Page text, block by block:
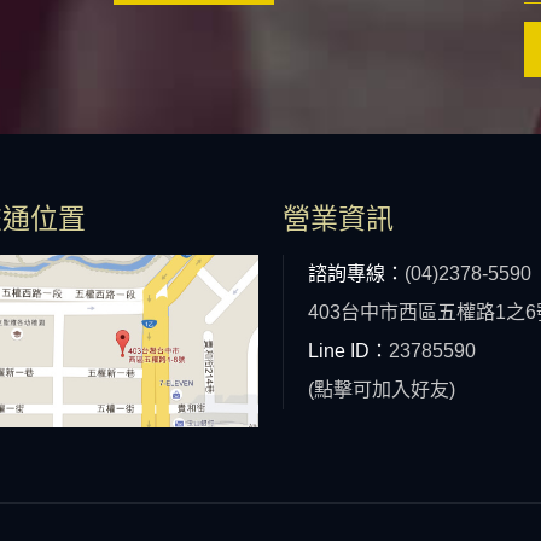
位置 營業資訊
諮詢專線： (04)2378-5590
403台中市西區五權路1之6
Line ID： 23785590
(點擊可加入好友)